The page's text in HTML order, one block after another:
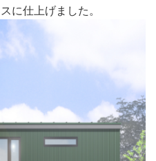
に仕上げました。